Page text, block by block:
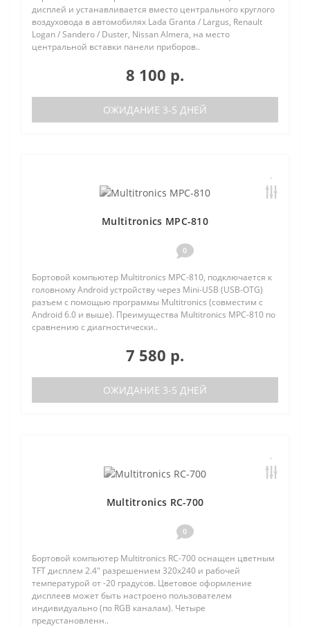
дисплей и устанавливается вместо центрального круглого
воздуховода в автомобилях Lada Granta / Largus, Renault
Logan / Sandero / Duster, Nissan Almera, на место
центральной вставки панели приборов..
8 100 р.
ОЖИДАНИЕ 3-5 ДНЕЙ
Multitronics MPC-810
0
Бортовой компьютер Multitronics MPC-810, подключается к
головному Android устройству через Mini-USB (USB-OTG)
разъем с помощью программы Multitronics (совместим с
Android 6.0 и выше). Преимущества Multitronics MPC-810 по
сравнению с диагностически..
7 580 р.
ОЖИДАНИЕ 3-5 ДНЕЙ
Multitronics RC-700
0
Бортовой компьютер Multitronics RC-700 оснащен цветным
TFT дисплем 2.4" разрешением 320х240 и рабочей
температурой от -20 градусов. Цветовое оформление
дисплеев может быть настроено пользователем
индивидуально (по RGB каналам). Четыре
предустановленн..